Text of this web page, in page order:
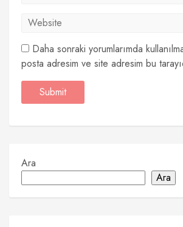
Daha sonraki yorumlarımda
posta adresim ve site adresim bu
Ara
Ara